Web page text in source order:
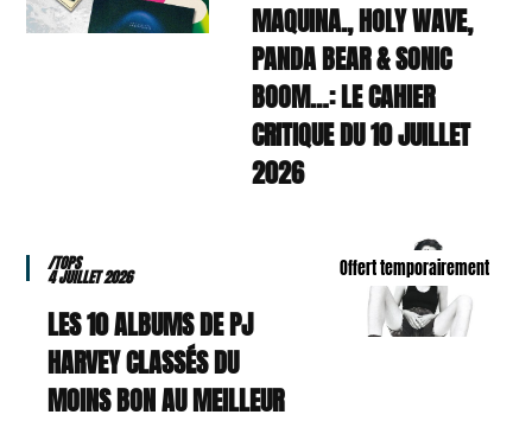
MAQUINA., HOLY WAVE,
PANDA BEAR & SONIC
BOOM…: LE CAHIER
CRITIQUE DU 10 JUILLET
2026
Offert temporairement
/TOPS
4 JUILLET 2026
LES 10 ALBUMS DE PJ
HARVEY CLASSÉS DU
MOINS BON AU MEILLEUR